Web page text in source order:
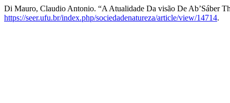
Di Mauro, Claudio Antonio. “A Atualidade Da visão De Ab’Sáber
https://seer.ufu.br/index.php/sociedadenatureza/article/view/14714.